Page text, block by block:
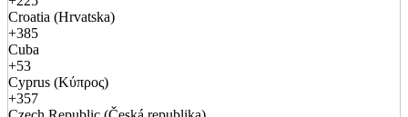
Croatia (Hrvatska)
+385
Cuba
+53
Cyprus (Κύπρος)
+357